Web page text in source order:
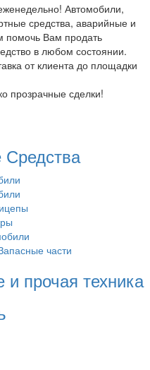
Автомобили,
средства, аварийные и
помочь Вам продать
в любом состоянии.
от клиента до площадки
прозрачные сделки!
Средства
части
прочая техника